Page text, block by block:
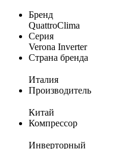
Бренд
QuattroClima
Серия
Verona Inverter
Страна бренда
Италия
Производитель
Китай
Компрессор
Инверторный